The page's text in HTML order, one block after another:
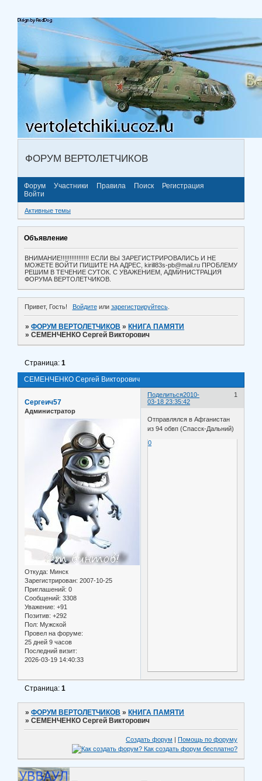
ФОРУМ ВЕРТОЛЕТЧИКОВ
Форум Участники Правила Поиск
Регистрация
Войти
Активные темы
Объявление
ВНИМАНИЕ!!!!!!!!!!!!!!!! ЕСЛИ ВЫ ЗАРЕГИСТРИРОВАЛИСЬ И НЕ
МОЖЕТЕ ВОЙТИ ПИШИТЕ НА АДРЕС, kirill83s-pb@mail.ru ПРОБЛЕМУ
РЕШИМ В ТЕЧЕНИЕ СУТОК. С УВАЖЕНИЕМ, АДМИНИСТРАЦИЯ
ФОРУМА ВЕРТОЛЕТЧИКОВ.
Привет, Гость! Войдитеили зарегистрируйтесь.
»ФОРУМ ВЕРТОЛЕТЧИКОВ » КНИГА ПАМЯТИ
»СЕМЕНЧЕНКО Сергей Викторович
СЕМЕНЧЕНКО Сергей Викторович
Страница:1
Поделиться 1
2010-
03-18 23:35:42
Сергеич57
Администратор
Откуда: Минск
Зарегистрирован: 2007-10-25
Приглашений: 0
Сообщений: 3308
Уважение: +91
Позитив: +292
Пол: Мужской
Провел на форуме:
25 дней 9 часов
Последний визит:
2026-03-19 14:40:33
Отправлялся в Афганистан
из 94 обвп (Спасск-Дальний)
0
Страница:1
»ФОРУМ ВЕРТОЛЕТЧИКОВ » КНИГА ПАМЯТИ
»СЕМЕНЧЕНКО Сергей Викторович
Создать форум | Помощь по форуму